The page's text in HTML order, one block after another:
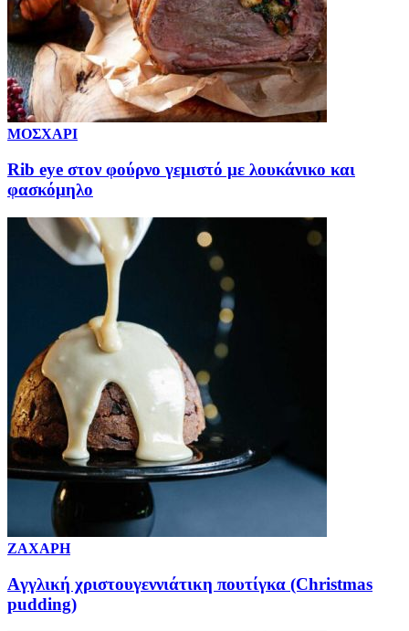
ΜΟΣΧΑΡΙ
Rib eye στον φούρνο γεμιστό με λουκάνικο και
φασκόμηλο
ΖΑΧΑΡΗ
Aγγλική χριστουγεννιάτικη πουτίγκα (Christmas
pudding)